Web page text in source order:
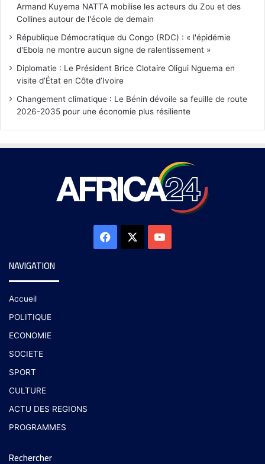
Armand Kuyema NATTA mobilise les acteurs du Zou et des
Collines autour de l'école de demain
République Démocratique du Congo (RDC) : « l'épidémie
d'Ebola ne montre aucun signe de ralentissement »
Diplomatie : Le Président Brice Clotaire Oligui Nguema en
visite d’État en Côte d’Ivoire
Changement climatique : Le Bénin dévoile sa feuille de route
2026-2035 pour une économie plus résiliente
NAVIGATION
Accueil
POLITIQUE
ECONOMIE
SOCIETE
SPORT
CULTURE
ACTU DES REGIONS
PROGRAMMES
Rechercher